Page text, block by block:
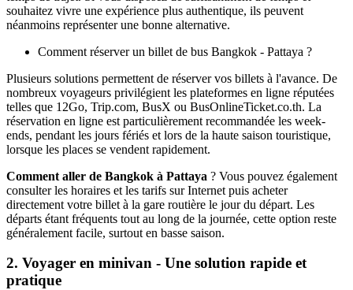
souhaitez vivre une expérience plus authentique, ils peuvent
néanmoins représenter une bonne alternative.
Comment réserver un billet de bus Bangkok - Pattaya ?
Plusieurs solutions permettent de réserver vos billets à l'avance. De
nombreux voyageurs privilégient les plateformes en ligne réputées
telles que 12Go, Trip.com, BusX ou BusOnlineTicket.co.th. La
réservation en ligne est particulièrement recommandée les week-
ends, pendant les jours fériés et lors de la haute saison touristique,
lorsque les places se vendent rapidement.
Comment aller de Bangkok à Pattaya ? Vous pouvez également
consulter les horaires et les tarifs sur Internet puis acheter
directement votre billet à la gare routière le jour du départ. Les
départs étant fréquents tout au long de la journée, cette option reste
généralement facile, surtout en basse saison.
2. Voyager en minivan - Une solution rapide et
pratique